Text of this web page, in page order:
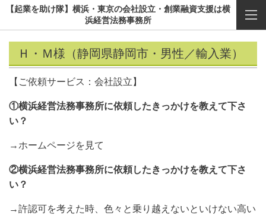
【起業を助け隊】横浜・東京の会社設立・創業融資支援は横
浜経営法務事務所
Ｈ・Ｍ様（静岡県静岡市・男性／輸入業）
【ご依頼サービス：会社設立】
①横浜経営法務事務所に依頼したきっかけを教えて下さ
い？
→ホームページを見て
②横浜経営法務事務所に依頼したきっかけを教えて下さ
い？
→許認可を考えた時、色々と乗り越えないといけない高い